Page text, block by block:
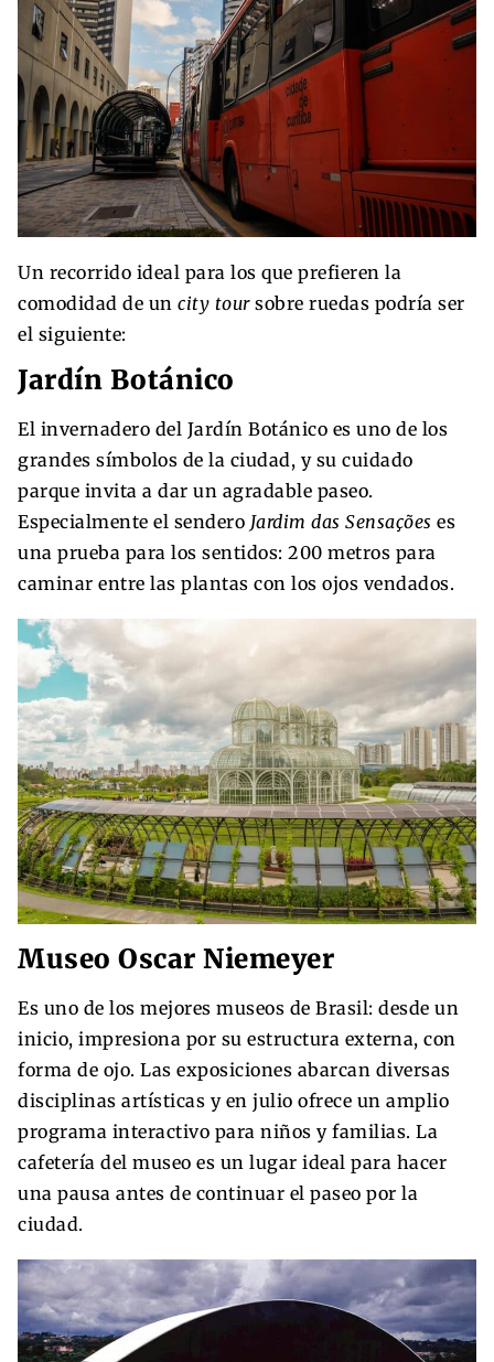
Un recorrido ideal para los que prefieren la
comodidad de un city toursobre ruedas podría ser
el siguiente:
Jardín Botánico
El invernadero del Jardín Botánico es uno de los
grandes símbolos de la ciudad, y su cuidado
parque invita a dar un agradable paseo.
Especialmente el sendero Jardim das Sensações es
una prueba para los sentidos: 200 metros para
caminar entre las plantas con los ojos vendados.
Museo Oscar Niemeyer
Es uno de los mejores museos de Brasil: desde un
inicio, impresiona por su estructura externa, con
forma de ojo. Las exposiciones abarcan diversas
disciplinas artísticas y en julio ofrece un amplio
programa interactivo para niños y familias. La
cafetería del museo es un lugar ideal para hacer
una pausa antes de continuar el paseo por la
ciudad.